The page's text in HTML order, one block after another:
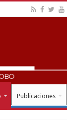
Publicaciones